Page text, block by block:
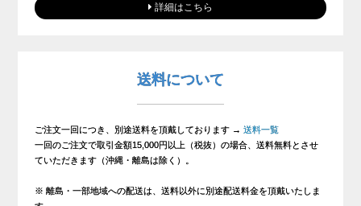
詳細はこちら
送料について
ご注文一回につき、別途送料を頂戴しております → 送料一覧
一回のご注文で取引金額15,000円以上（税抜）の場合、送料無料とさせ
ていただきます（沖縄・離島は除く）。
※ 離島・一部地域への配送は、送料以外に別途配送料金を頂戴いたしま